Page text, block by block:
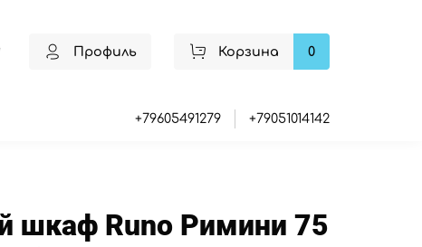
Профиль Корзина 0
+79605491279 +79051014142
шкаф Runo Римини 75